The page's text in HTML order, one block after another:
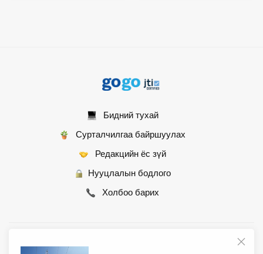
Бидний тухай
Сурталчилгаа байршуулах
Редакцийн ёс зүй
Нууцлалын бодлого
Холбоо барих
© 2007 - 2026 Монгол Контент ХХК • Бүх эрх хуулиар хамгаалагдсан